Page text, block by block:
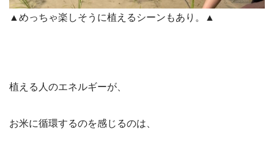
▲めっちゃ楽しそうに植えるシーンもあり。▲
植える人のエネルギーが、
お米に循環するのを感じるのは、